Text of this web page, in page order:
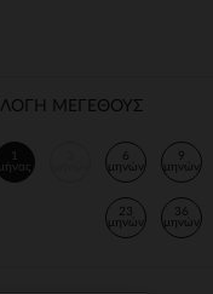
ΜΕΓΕΘΟΥΣ
1
μήνας
6
μηνών
9
μηνών
23
μηνών
36
μηνών